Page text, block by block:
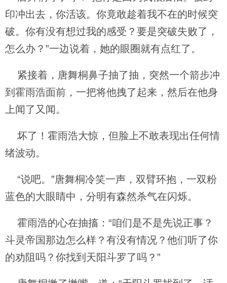
印冲出去，你活该。你竟敢趁着我不在的时候突
破。你有没有想过我的感受？要是突破失败了，
怎么办？”一边说着，她的眼圈就有点红了。
紧接着，唐舞桐鼻子抽了抽，突然一个箭步冲
到霍雨浩面前，一把将他拽了起来，然后在他身
上闻了又闻。
坏了！霍雨浩大惊，但脸上不敢表现出任何情
绪波动。
“说吧。”唐舞桐冷笑一声，双臂环抱，一双粉
蓝色的大眼睛中，分明有森然杀气在闪烁。
霍雨浩的心在抽搐：“咱们是不是先说正事？
斗灵帝国那边怎么样？有没有情况？他们听了你
的劝阻吗？你找到天阳斗罗了吗？”